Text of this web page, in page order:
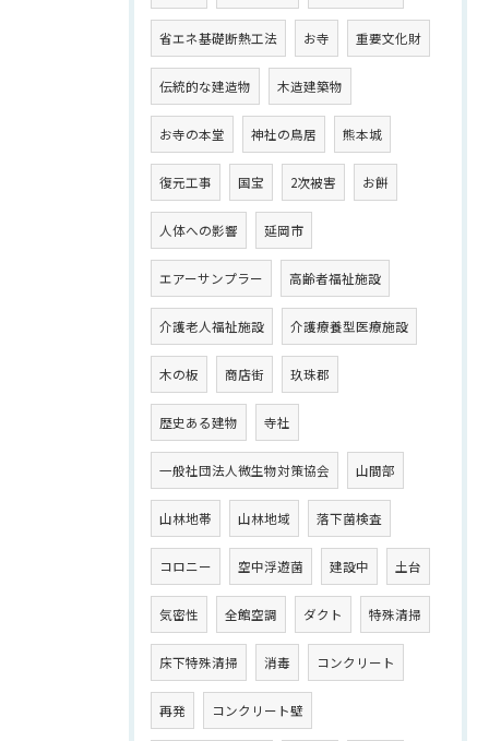
省エネ基礎断熱工法 お寺 重要文化財
伝統的な建造物 木造建築物
お寺の本堂 神社の鳥居 熊本城
復元工事 国宝 2次被害 お餅
人体への影響 延岡市
エアーサンプラー 高齢者福祉施設
介護老人福祉施設 介護療養型医療施設
木の板 商店街 玖珠郡
歴史ある建物 寺社
一般社団法人微生物対策協会 山間部
山林地帯 山林地域 落下菌検査
コロニー 空中浮遊菌 建設中 土台
気密性 全館空調 ダクト 特殊清掃
床下特殊清掃 消毒 コンクリート
再発 コンクリート壁